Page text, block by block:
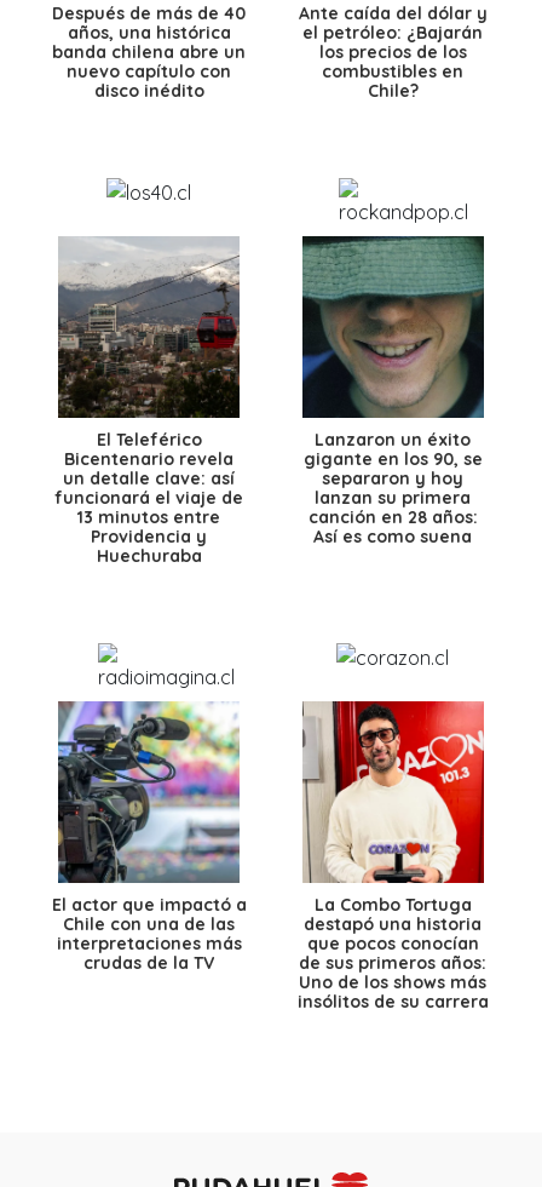
Después de más de 40
años, una histórica
banda chilena abre un
nuevo capítulo con
disco inédito
Ante caída del dólar y
el petróleo: ¿Bajarán
los precios de los
combustibles en
Chile?
El Teleférico
Bicentenario revela
un detalle clave: así
funcionará el viaje de
13 minutos entre
Providencia y
Huechuraba
Lanzaron un éxito
gigante en los 90, se
separaron y hoy
lanzan su primera
canción en 28 años:
Así es como suena
El actor que impactó a
Chile con una de las
interpretaciones más
crudas de la TV
La Combo Tortuga
destapó una historia
que pocos conocían
de sus primeros años:
Uno de los shows más
insólitos de su carrera